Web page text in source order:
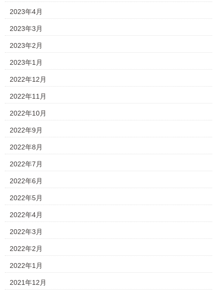
2023年4月
2023年3月
2023年2月
2023年1月
2022年12月
2022年11月
2022年10月
2022年9月
2022年8月
2022年7月
2022年6月
2022年5月
2022年4月
2022年3月
2022年2月
2022年1月
2021年12月